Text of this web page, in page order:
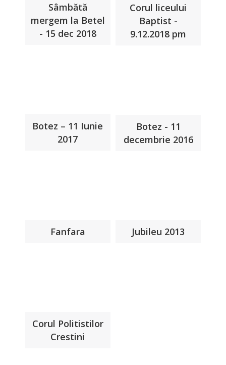
Sâmbătă
mergem la Betel
- 15 dec 2018
Corul liceului
Baptist -
9.12.2018 pm
Botez – 11 Iunie
2017
Botez - 11
decembrie 2016
Fanfara Jubileu 2013
Corul Politistilor
Crestini